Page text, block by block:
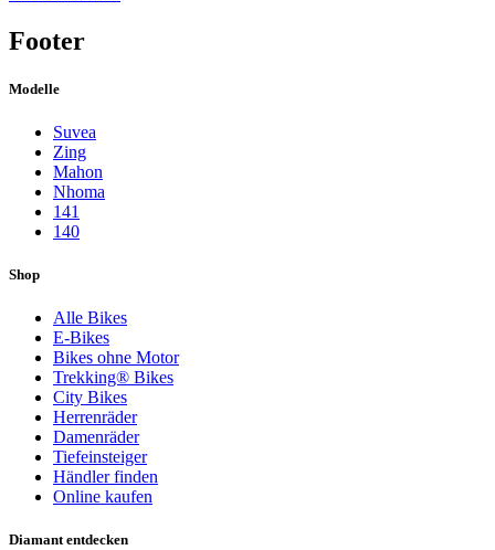
Footer
Modelle
Suvea
Zing
Mahon
Nhoma
141
140
Shop
Alle Bikes
E-Bikes
Bikes ohne Motor
Trekking® Bikes
City Bikes
Herrenräder
Damenräder
Tiefeinsteiger
Händler finden
Online kaufen
Diamant entdecken